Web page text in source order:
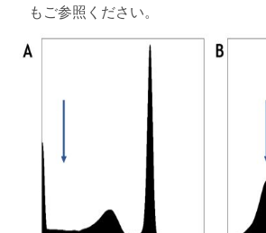
もご参照ください。